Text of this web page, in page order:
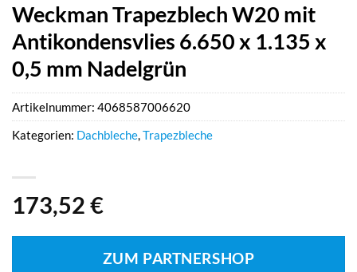
Weckman Trapezblech W20 mit
Antikondensvlies 6.650 x 1.135 x
0,5 mm Nadelgrün
173,52 €
ZUM PARTNERSHOP
Artikelnummer: 4068587006620
Kategorien: Dachbleche,Trapezbleche